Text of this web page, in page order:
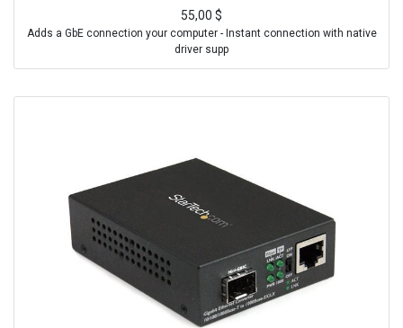
55,00 $
Adds a GbE connection your computer - Instant connection with native
driver supp